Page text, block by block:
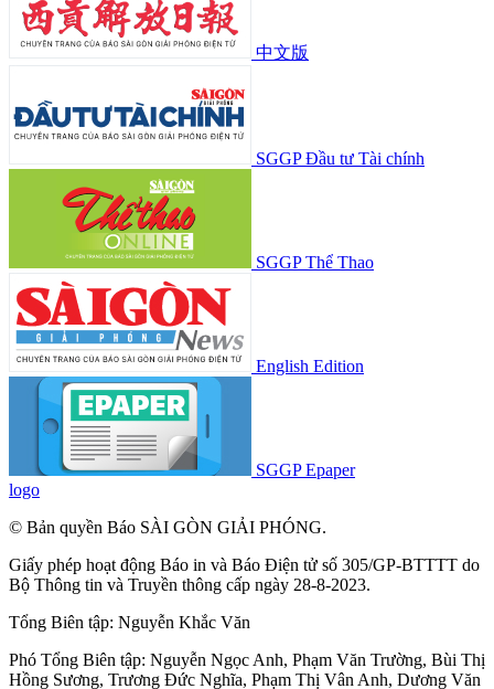
中文版
SGGP Đầu tư Tài chính
SGGP Thể Thao
English Edition
SGGP Epaper
logo
© Bản quyền Báo SÀI GÒN GIẢI PHÓNG.
Giấy phép hoạt động Báo in và Báo Điện tử số 305/GP-BTTTT do
Bộ Thông tin và Truyền thông cấp ngày 28-8-2023.
Tổng Biên tập: Nguyễn Khắc Văn
Phó Tổng Biên tập: Nguyễn Ngọc Anh, Phạm Văn Trường, Bùi Thị
Hồng Sương, Trương Đức Nghĩa, Phạm Thị Vân Anh, Dương Văn